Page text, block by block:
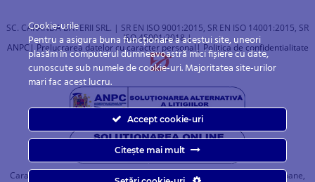
SC. CARANDA BATERII SRL. | SR EN ISO 9001:2015, SR EN ISO 14001:2015, SR
ISO 45001:2018 |
ANPC | Prelucrarea datelor cu caracter personal| Politica de confidentialitate
Caranda.ro este un magazin online cu baterii pentru automobile, camioane,
Cookie-urile
Pentru a asigura buna funcționare a acestui site, uneori
plasăm în computerul dumneavoastră mici fișiere cu date,
cunoscute sub numele de cookie-uri. Majoritatea site-urilor
mari fac acest lucru.
Accept cookie-uri
Citește mai mult